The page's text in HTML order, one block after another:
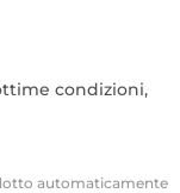
condizioni,
automaticamente